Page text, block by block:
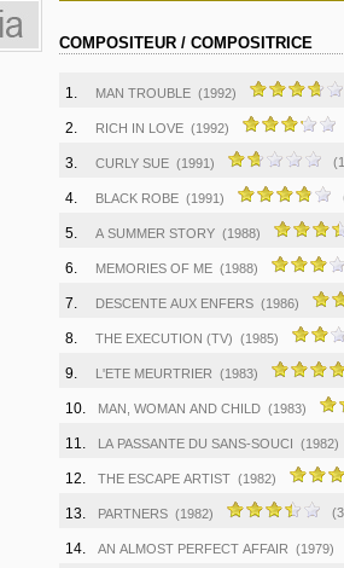
COMPOSITEUR / COMPOSITRICE
1. MAN TROUBLE (1992)
2. RICH IN LOVE (1992)
3. CURLY SUE (1991)
4. BLACK ROBE (1991)
5. A SUMMER STORY (1988)
6. MEMORIES OF ME (1988)
7. DESCENTE AUX ENFERS (1986)
8. THE EXECUTION (TV) (1985)
9. L'ETE MEURTRIER (1983)
10. MAN, WOMAN AND CHILD (1983)
11. LA PASSANTE DU SANS-SOUCI (1982)
12. THE ESCAPE ARTIST (1982)
13. PARTNERS (1982)
14. AN ALMOST PERFECT AFFAIR (1979)